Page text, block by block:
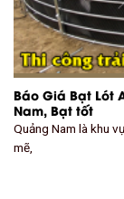
Báo Giá Bạt Lót
Nam, Bạt tốt
Quảng Nam là khu
mẽ,